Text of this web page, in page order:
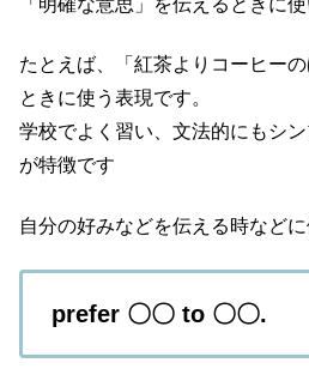
たとえば、「紅茶よりコーヒー
ときに使う表現です。
学校でよく習い、文法的にもシ
が特徴です
自分の好みなどを伝える時などに
prefer 〇〇 to 〇〇.